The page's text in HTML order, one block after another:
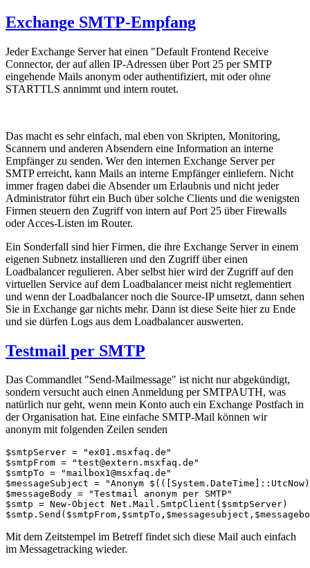
Exchange SMTP-Empfang
Jeder Exchange Server hat einen "Default Frontend Receive
Connector, der auf allen IP-Adressen über Port 25 per SMTP
eingehende Mails anonym oder authentifiziert, mit oder ohne
STARTTLS annimmt und intern routet.
Das macht es sehr einfach, mal eben von Skripten, Monitoring,
Scannern und anderen Absendern eine Information an interne
Empfänger zu senden. Wer den internen Exchange Server per
SMTP erreicht, kann Mails an interne Empfänger einliefern. Nicht
immer fragen dabei die Absender um Erlaubnis und nicht jeder
Administrator führt ein Buch über solche Clients und die wenigsten
Firmen steuern den Zugriff von intern auf Port 25 über Firewalls
oder Acces-Listen im Router.
Ein Sonderfall sind hier Firmen, die ihre Exchange Server in einem
eigenen Subnetz installieren und den Zugriff über einen
Loadbalancer regulieren. Aber selbst hier wird der Zugriff auf den
virtuellen Service auf dem Loadbalancer meist nicht reglementiert
und wenn der Loadbalancer noch die Source-IP umsetzt, dann sehen
Sie in Exchange gar nichts mehr. Dann ist diese Seite hier zu Ende
und sie dürfen Logs aus dem Loadbalancer auswerten.
Testmail per SMTP
Das Commandlet "Send-Mailmessage" ist nicht nur abgekündigt,
sondern versucht auch einen Anmeldung per SMTPAUTH, was
natürlich nur geht, wenn mein Konto auch ein Exchange Postfach in
der Organisation hat. Eine einfache SMTP-Mail können wir
anonym mit folgenden Zeilen senden
$smtpServer = "ex01.msxfaq.de"
$smtpFrom = "test@extern.msxfaq.de"
$smtpTo = "mailbox1@msxfaq.de"
$messageSubject = "Anonym
$messageBody = "Testmail anonym per SMTP"
$smtp = New-Object Net.Mail.SmtpClient($smtpServer)
Mit dem Zeitstempel im Betreff findet sich diese Mail auch einfach
im Messagetracking wieder.